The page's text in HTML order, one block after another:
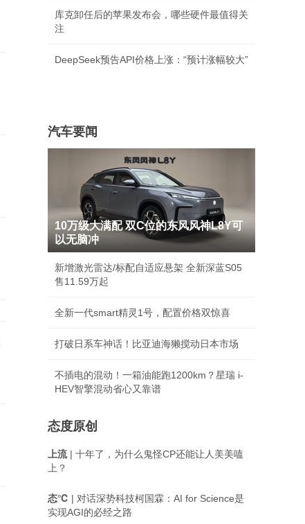
库克卸任后的苹果发布会，哪些硬件最值得关
注
DeepSeek预告API价格上涨：“预计涨幅较大”
汽车要闻
10万级大满配 双C位的东风风神L8Y可
以无脑冲
新增激光雷达/标配自适应悬架 全新深蓝S05
售11.59万起
全新一代smart精灵1号，配置价格双惊喜
打破日系车神话！比亚迪海獭搅动日本市场
不插电的混动！一箱油能跑1200km？星瑞 i-
HEV智擎混动省心又靠谱
态度原创
上流| 十年了，为什么鬼怪CP还能让人美美嗑
上？
态℃ | 对话深势科技柯国霖：AI for Science是
实现AGI的必经之路